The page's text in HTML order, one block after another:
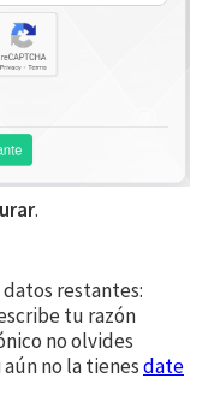
.
restantes:
tu razón
no olvides
no la tienesdate